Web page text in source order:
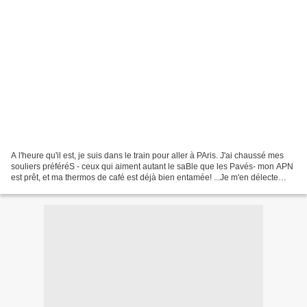
A l'heure qu'il est, je suis dans le train pour aller à PAris. J'ai chaussé mes
souliers préféréS - ceux qui aiment autant le saBle que les Pavés- mon APN
est prêt, et ma thermos de café est déjà bien entamée! ...Je m'en délecte